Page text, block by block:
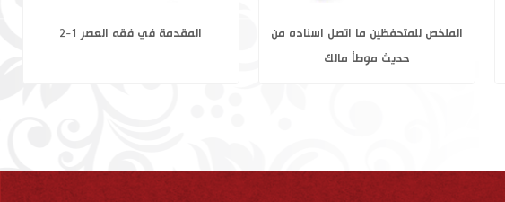
الملخص للمتحفظين ما اتصل اسناده من
السراج الوهاج شرح متن المنهاج 1-2